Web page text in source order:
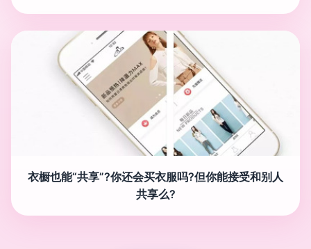
衣橱也能“共享”?你还会买衣服吗?但你能接受和别人
共享么?